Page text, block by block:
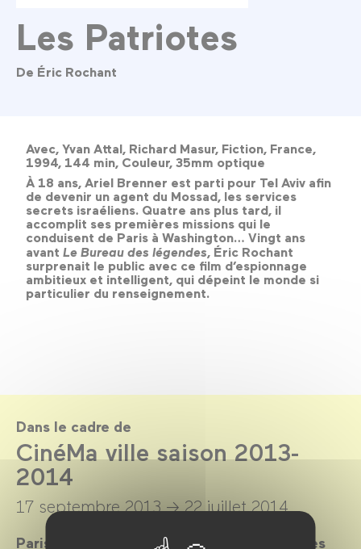
Les Patriotes
De Éric Rochant
Avec, Yvan Attal, Richard Masur, Fiction, France,
1994, 144 min, Couleur, 35mm optique
À 18 ans, Ariel Brenner est parti pour Tel Aviv afin
de devenir un agent du Mossad, les services
secrets israéliens. Quatre ans plus tard, il
accomplit ses premières missions qui le
conduisent de Paris à Washington… Vingt ans
avant Le Bureau des légendes, Éric Rochant
surprenait le public avec ce film d’espionnage
ambitieux et intelligent, qui dépeint le monde si
particulier du renseignement.
Dans le cadre de
CinéMa ville saison 2013-
2014
17 septembre 2013 → 22 juillet 2014
Paris, ville lumière, ville cinéma, a inspiré des